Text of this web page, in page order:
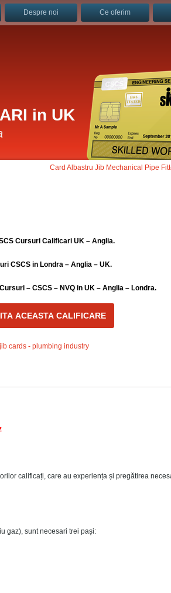
Despre noi Ce oferim
in UK
Card Albastru Jib Mechanical Pipe
Cursuri Calificari UK – Anglia.
CSCS in Londra – Anglia – UK.
– CSCS – NVQ in UK – Anglia – Londra.
ACEASTA CALIFICARE
jib cards - plumbing industry
calificați, care au experiența și pregătirea
gaz), sunt necesari trei pași: